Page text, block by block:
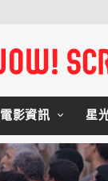
電影資訊 星